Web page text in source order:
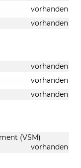
vorhanden
vorhanden
vorhanden
vorhanden
vorhanden
(VSM)
vorhanden